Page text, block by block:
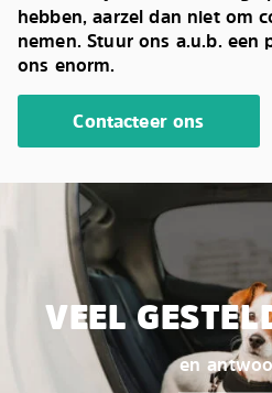
hebben, aarzel dan niet om
nemen. Stuur ons a.u.b. een
ons enorm.
Contacteer ons
VEEL
en